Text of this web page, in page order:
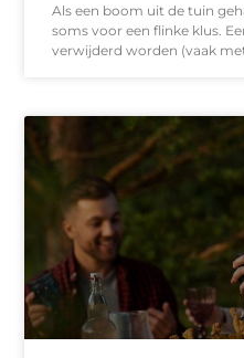
Als een boom uit de tuin
soms voor een flinke klus.
verwijderd worden (vaak